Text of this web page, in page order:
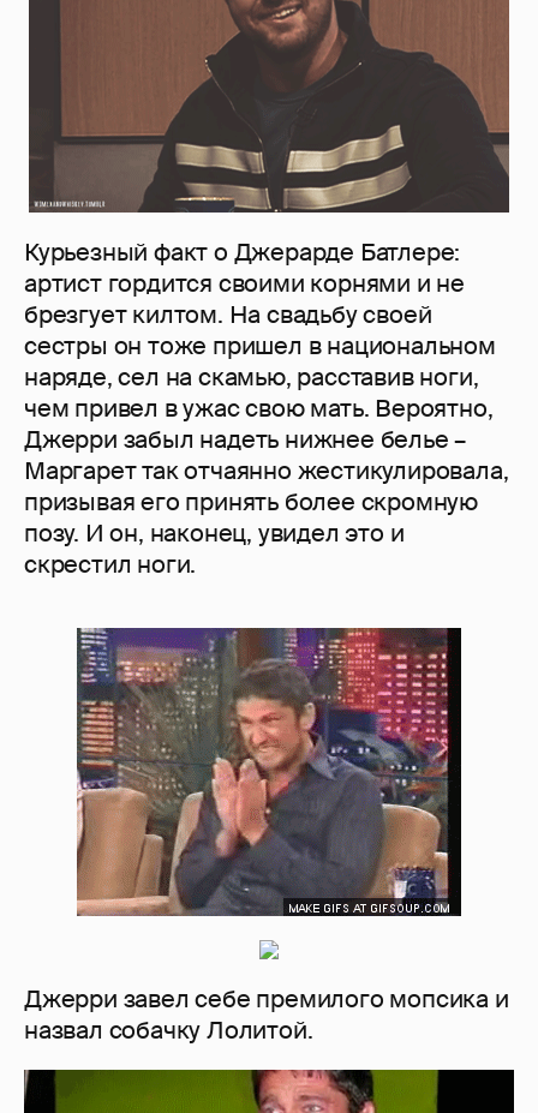
Курьезный факт о Джерарде Батлере:
артист гордится своими корнями и не
брезгует килтом. На свадьбу своей
сестры он тоже пришел в национальном
наряде, сел на скамью, расставив ноги,
чем привел в ужас свою мать. Вероятно,
Джерри забыл надеть нижнее белье –
Маргарет так отчаянно жестикулировала,
призывая его принять более скромную
позу. И он, наконец, увидел это и
скрестил ноги.
Джерри завел себе премилого мопсика и
назвал собачку Лолитой.